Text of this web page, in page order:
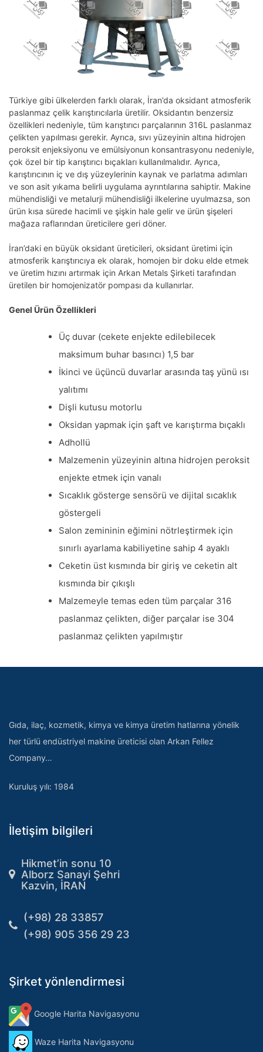
Türkiye gibi ülkelerden farklı olarak, İran’da oksidant atmosferik
paslanmaz çelik karıştırıcılarla üretilir. Oksidantın benzersiz
özellikleri nedeniyle, tüm karıştırıcı parçalarının 316L paslanmaz
çelikten yapılması gerekir. Ayrıca, sıvı yüzeyinin altına hidrojen
peroksit enjeksiyonu ve emülsiyonun konsantrasyonu nedeniyle,
çok özel bir tip karıştırıcı bıçakları kullanılmalıdır. Ayrıca,
karıştırıcının iç ve dış yüzeylerinin kaynak ve parlatma adımları
ve son asit yıkama belirli uygulama ayrıntılarına sahiptir. Makine
mühendisliği ve metalurji mühendisliği ilkelerine uyulmazsa, son
ürün kısa sürede hacimli ve şişkin hale gelir ve ürün şişeleri
mağaza raflarından üreticilere geri döner.
İran’daki en büyük oksidant üreticileri, oksidant üretimi için
atmosferik karıştırıcıya ek olarak, homojen bir doku elde etmek
ve üretim hızını artırmak için Arkan Metals Şirketi tarafından
üretilen bir homojenizatör pompası da kullanırlar.
Genel Ürün Özellikleri
Üç duvar (cekete enjekte edilebilecek
maksimum buhar basıncı) 1,5 bar
İkinci ve üçüncü duvarlar arasında taş yünü ısı
yalıtımı
Dişli kutusu motorlu
Oksidan yapmak için şaft ve karıştırma bıçaklı
Adhollü
Malzemenin yüzeyinin altına hidrojen peroksit
enjekte etmek için vanalı
Sıcaklık gösterge sensörü ve dijital sıcaklık
göstergeli
Salon zemininin eğimini nötrleştirmek için
sınırlı ayarlama kabiliyetine sahip 4 ayaklı
Ceketin üst kısmında bir giriş ve ceketin alt
kısmında bir çıkışlı
Malzemeyle temas eden tüm parçalar 316
paslanmaz çelikten, diğer parçalar ise 304
paslanmaz çelikten yapılmıştır
Gıda, ilaç, kozmetik, kimya ve kimya üretim hatlarına yönelik
her türlü endüstriyel makine üreticisi olan Arkan Fellez
Company…
Kuruluş yılı: 1984
İletişim bilgileri
Hikmet’in sonu 10
Alborz Sanayi Şehri
Kazvin, İRAN
(+98) 28 33857
(+98) 905 356 29 23
Şirket yönlendirmesi
Google Harita Navigasyonu
Waze Harita Navigasyonu